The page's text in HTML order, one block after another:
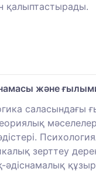
қалыптастырады.
және ғылыми
саласындағы
зерттеу
әдіснамалық